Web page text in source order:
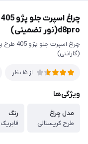
d8pro(نور تضمینی)
(گارانتی)
از 15 نظر
ویژگی‌ها
مدل چراغ
طرح کریستالی
رنگ
فابریک